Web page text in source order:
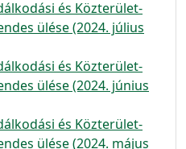
és Közterület-
ülése (2024. július
és Közterület-
ülése (2024. június
és Közterület-
ülése (2024. május